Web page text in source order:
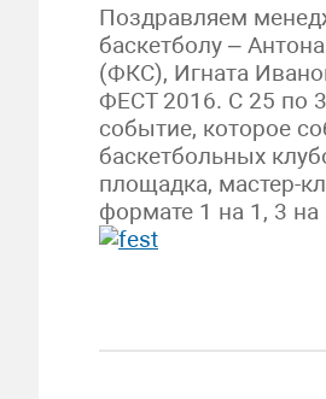
Поздравляем
баскетболу –
(ФКС), Игната
ФЕСТ 2016. С 25 по
событие, которое
баскетбольных
площадка, мастер-
формате 1 на 1, 3